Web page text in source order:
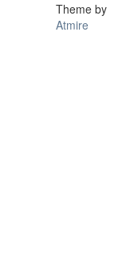
Theme by
Atmire